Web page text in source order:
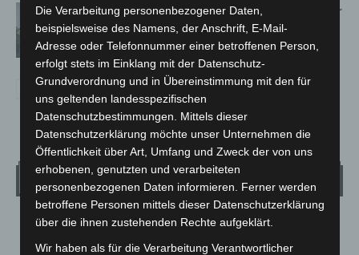
Hannover: Polizei setzt Gaming-Koffer
für Prävention ein
Wetter
LANGENHAGEN
Überwiegend Bewölkt
Die Verarbeitung personenbezogener Daten,
beispielsweise des Namens, der Anschrift, E-Mail-
Adresse oder Telefonnummer einer betroffenen Person,
erfolgt stets im Einklang mit der Datenschutz-
Grundverordnung und in Übereinstimmung mit den für
uns geltenden landesspezifischen
Datenschutzbestimmungen. Mittels dieser
Datenschutzerklärung möchte unser Unternehmen die
Öffentlichkeit über Art, Umfang und Zweck der von uns
erhobenen, genutzten und verarbeiteten
personenbezogenen Daten informieren. Ferner werden
betroffene Personen mittels dieser Datenschutzerklärung
über die ihnen zustehenden Rechte aufgeklärt.
Wir haben als für die Verarbeitung Verantwortlicher